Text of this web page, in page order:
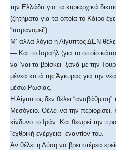
την Ελλάδα για τα κυριαρχικά
(ζητήματα για τα οποία το Κάιρο
“παρανομεί”).
Μ’ άλλα λόγια η Αίγυπτος ΔΕΝ
— Και το Ισραήλ (για το οποίο
να ‘ναι τα βρίσκει” ξανά με την
μένεα κατά της Άγκυρας για την
μέσω Ρωσίας.
Η Αίγυπτος δεν θέλει
Μεσόγειο. Θέλει να την
κίνδυνο το Ιράν. Και θεωρεί την
“εχθρική ενέργεια” εναντίον του.
Αν θέλει η Δύση να βρει στέρεα